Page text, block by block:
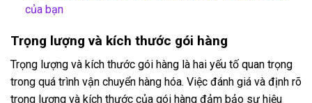
của bạn
Trọng lượng và kích thước gói hàng
Trọng lượng và kích thước gói hàng là hai yếu tố quan trọng
trong quá trình vận chuyển hàng hóa. Việc đánh giá và định rõ
trọng lượng và kích thước của gói hàng đảm bảo sự hiệu